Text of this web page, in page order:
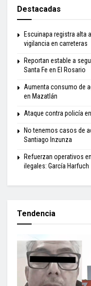
Destacadas
Escuinapa registra alta
vigilancia en carreteras
Reportan estable a
Santa Fe en El Rosario
Aumenta consumo de
en Mazatlán
Ataque contra policía
No tenemos casos de
Santiago Inzunza
Refuerzan operativos
ilegales: García Harfuch
Tendencia